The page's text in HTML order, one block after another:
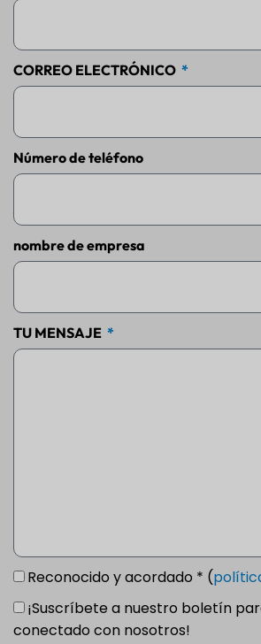
CORREO ELECTRÓNICO
Número de teléfono
nombre de empresa
TU MENSAJE
Reconocido y acordado * (
¡Suscríbete a nuestro boletín
conectado con nosotros!